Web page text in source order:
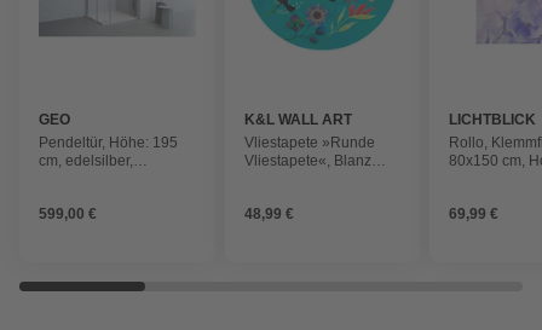
GEO
Pendeltür, Höhe: 195
cm, edelsilber,
599,00 €
K&L WALL ART
Vliestapete »Runde
Vliestapete«, Blanz
48,99 €
LICHTBLICK
Rollo,
80x150 cm,
69,99 €